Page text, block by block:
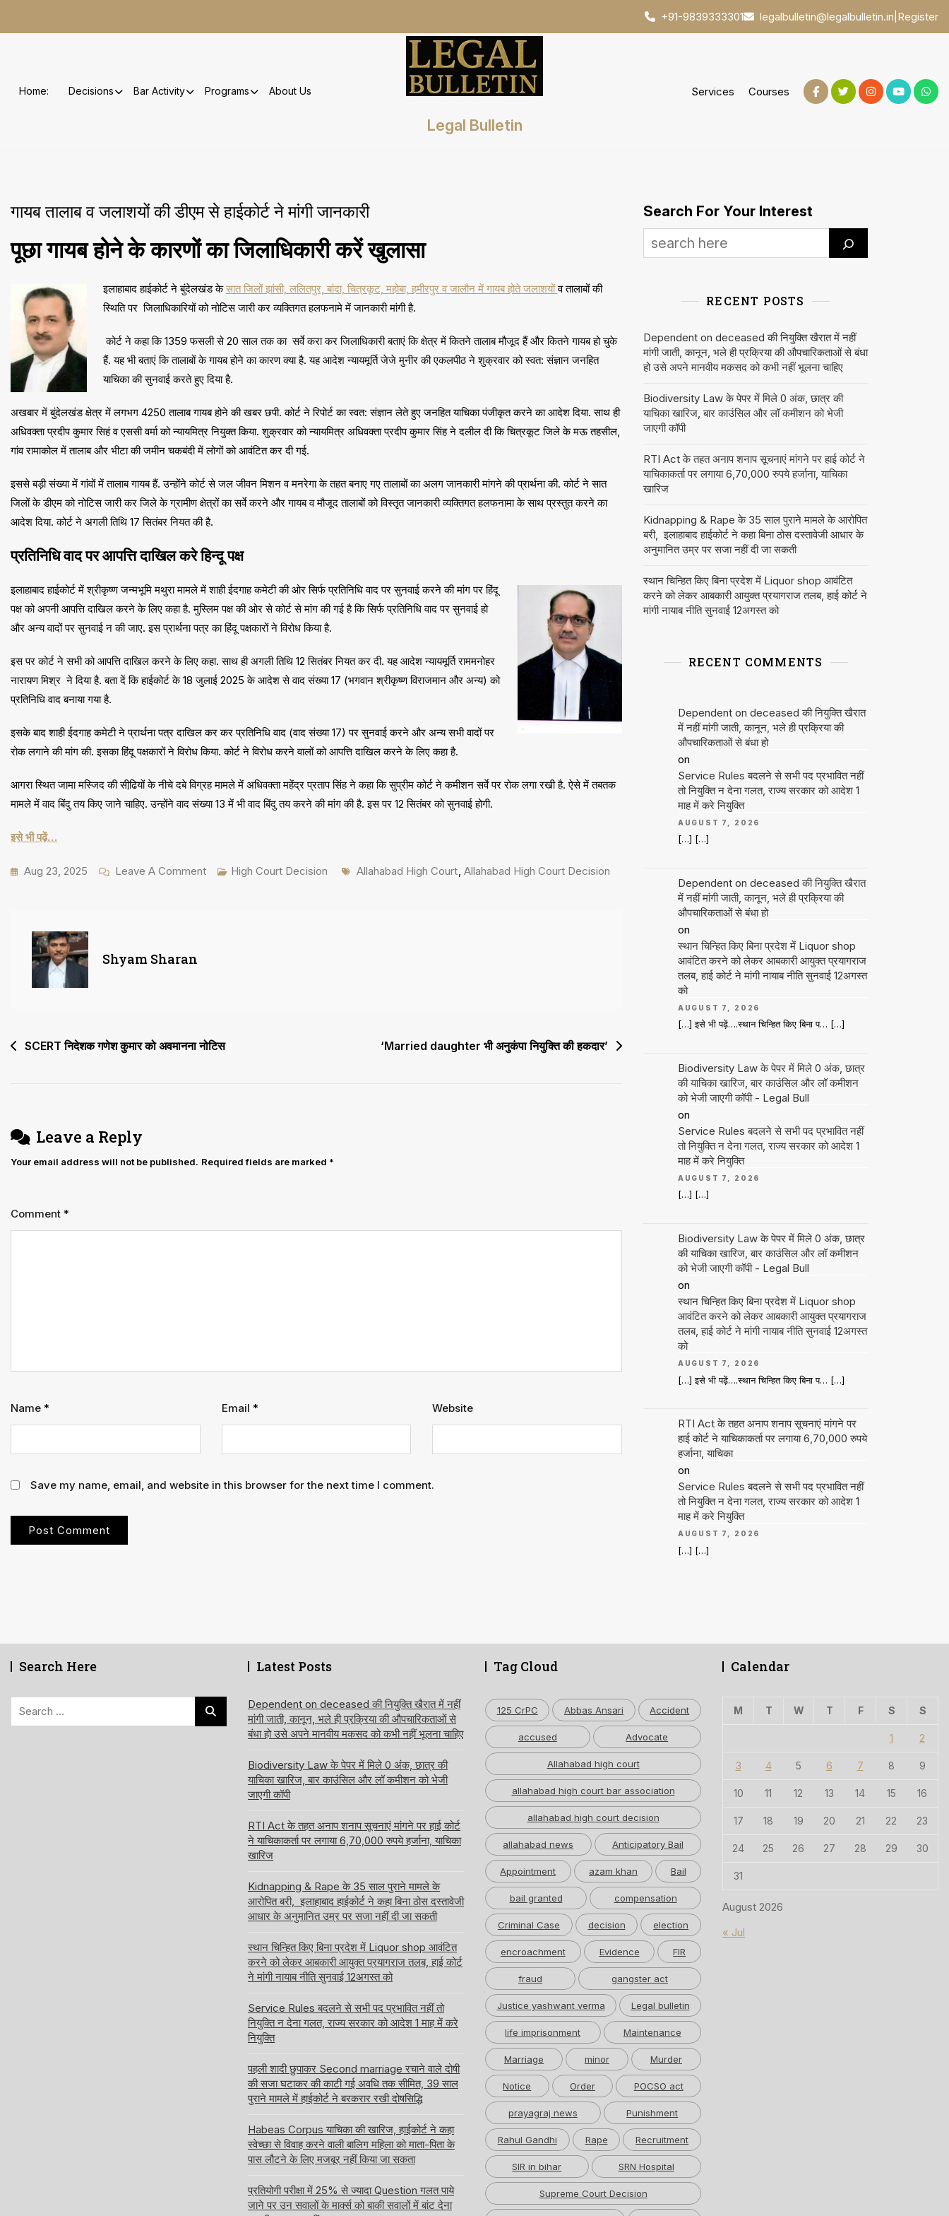
+91-9839333301 legalbulletin@legalbulletin.in Register
Home: Decisions Bar Activity Programs About Us
Legal Bulletin
Services Courses
गायब तालाब व जलाशयों की डीएम से हाईकोर्ट ने मांगी जानकारी
पूछा गायब होने के कारणों का जिलाधिकारी करें खुलासा
इलाहाबाद हाईकोर्ट ने बुंदेलखंड केसात जिलों झांसी, ललितपुर, बांदा, चित्रकूट, महोबा, हमीरपुर व जालौन में गायब होते जलाशयोंव तालाबों की
स्थिति पर जिलाधिकारियों को नोटिस जारी कर व्यक्तिगत हलफनामे में जानकारी मांगी है.
कोर्ट ने कहा कि 1359 फसली से 20 साल तक का सर्वे करा कर जिलाधिकारी बताएं कि क्षेत्र में कितने तालाब मौजूद हैं और कितने गायब हो चुके
हैं. यह भी बताएं कि तालाबों के गायब होने का कारण क्या है. यह आदेश न्यायमूर्ति जेजे मुनीर की एकलपीठ ने शुक्रवार को स्वत: संज्ञान जनहित
याचिका की सुनवाई करते हुए दिया है.
अखबार में बुंदेलखंड क्षेत्र में लगभग 4250 तालाब गायब होने की खबर छपी. कोर्ट ने रिपोर्ट का स्वत: संज्ञान लेते हुए जनहित याचिका पंजीकृत करने का आदेश दिया. साथ ही
अधिवक्ता प्रदीप कुमार सिहं व एससी वर्मा को न्यायमित्र नियुक्त किया. शुक्रवार को न्यायमित्र अधिवक्ता प्रदीप कुमार सिंह ने दलील दी कि चित्रकूट जिले के मऊ तहसील,
गांव रामाकोल में तालाब और भीटा की जमीन चकबंदी में लोगों को आवंटित कर दी गई.
इससे बड़ी संख्या में गांवों में तालाब गायब हैं. उन्होंने कोर्ट से जल जीवन मिशन व मनरेगा के तहत बनाए गए तालाबों का अलग जानकारी मांगने की प्रार्थना की. कोर्ट ने सात
जिलों के डीएम को नोटिस जारी कर जिले के ग्रामीण क्षेत्रों का सर्वे करने और गायब व मौजूद तालाबों को विस्तृत जानकारी व्यक्तिगत हलफनामा के साथ प्रस्तुत करने का
आदेश दिया. कोर्ट ने अगली तिथि 17 सितंबर नियत की है.
प्रतिनिधि वाद पर आपत्ति दाखिल करे हिन्दू पक्ष
इलाहाबाद हाईकोर्ट में श्रीकृष्ण जन्मभूमि मथुरा मामले में शाही ईदगाह कमेटी की ओर सिर्फ प्रतिनिधि वाद पर सुनवाई करने की मांग पर हिंदू
पक्ष को अपनी आपत्ति दाखिल करने के लिए कहा है. मुस्लिम पक्ष की ओर से कोर्ट से मांग की गई है कि सिर्फ प्रतिनिधि वाद पर सुनवाई हो
और अन्य वादों पर सुनवाई न की जाए. इस प्रार्थना पत्र का हिंदू पक्षकारों ने विरोध किया है.
इस पर कोर्ट ने सभी को आपत्ति दाखिल करने के लिए कहा. साथ ही अगली तिथि 12 सितंबर नियत कर दी. यह आदेश न्यायमूर्ति राममनोहर
नारायण मिश्र ने दिया है. बता दें कि हाईकोर्ट के 18 जुलाई 2025 के आदेश से वाद संख्या 17 (भगवान श्रीकृष्ण विराजमान और अन्य) को
प्रतिनिधि वाद बनाया गया है.
इसके बाद शाही ईदगाह कमेटी ने प्रार्थना पत्र दाखिल कर कर प्रतिनिधि वाद (वाद संख्या 17) पर सुनवाई करने और अन्य सभी वादों पर
रोक लगाने की मांग की. इसका हिंदू पक्षकारों ने विरोध किया. कोर्ट ने विरोध करने वालों को आपत्ति दाखिल करने के लिए कहा है.
आगरा स्थित जामा मस्जिद की सीढि़यों के नीचे दबे विग्रह मामले में अधिवक्ता महेंद्र प्रताप सिंह ने कहा कि सुप्रीम कोर्ट ने कमीशन सर्वे पर रोक लगा रखी है. ऐसे में तबतक
मामले में वाद बिंदु तय किए जाने चाहिए. उन्होंने वाद संख्या 13 में भी वाद बिंदु तय करने की मांग की है. इस पर 12 सितंबर को सुनवाई होगी.
इसे भी पढ़ें…
Aug 23, 2025 Leave A CommentOn
हाईकोर्ट
High Court Decision Tags
Allahabad High Court Allahabad High Court Decision
Shyam Sharan
Post
SCERT निदेशक गणेश कुमार को अवमानना नोटिस ‘Married daughter भी अनुकंपा नियुक्ति की हकदार’
Leave a Reply
Your email address will not be published. Required fields are marked *
Comment *
Name * Email * Website
Save my name, email, and website in this browser for the next time I comment.
Search For Your Interest
RECENT POSTS
Dependent on deceased की नियुक्ति खैरात में नहीं
मांगी जाती, कानून, भले ही प्रक्रिया की औपचारिकताओं से बंधा
हो उसे अपने मानवीय मकसद को कभी नहीं भूलना चाहिए
Biodiversity Law के पेपर में मिले 0 अंक, छात्र की
याचिका खारिज, बार काउंसिल और लॉ कमीशन को भेजी
जाएगी कॉपी
RTI Act के तहत अनाप शनाप सूचनाएं मांगने पर हाई कोर्ट ने
याचिकाकर्ता पर लगाया 6,70,000 रुपये हर्जाना, याचिका
खारिज
Kidnapping & Rape के 35 साल पुराने मामले के आरोपित
बरी, इलाहाबाद हाईकोर्ट ने कहा बिना ठोस दस्तावेजी आधार के
अनुमानित उम्र पर सजा नहीं दी जा सकती
स्थान चिन्हित किए बिना प्रदेश में Liquor shop आवंटित
करने को लेकर आबकारी आयुक्त प्रयागराज तलब, हाई कोर्ट ने
मांगी नायाब नीति सुनवाई 12अगस्त को
RECENT COMMENTS
Dependent on deceased की नियुक्ति खैरात
में नहीं मांगी जाती, कानून, भले ही प्रक्रिया की
औपचारिकताओं से बंधा हो
on
Service Rules बदलने से सभी पद प्रभावित नहीं
तो नियुक्ति न देना गलत, राज्य सरकार को आदेश 1
माह में करे नियुक्ति
AUGUST 7, 2026
[…] […]
Dependent on deceased की नियुक्ति खैरात
में नहीं मांगी जाती, कानून, भले ही प्रक्रिया की
औपचारिकताओं से बंधा हो
on
स्थान चिन्हित किए बिना प्रदेश में Liquor shop
आवंटित करने को लेकर आबकारी आयुक्त प्रयागराज
तलब, हाई कोर्ट ने मांगी नायाब नीति सुनवाई 12अगस्त
को
AUGUST 7, 2026
[…] इसे भी पढ़ें….स्थान चिन्हित किए बिना प… […]
Biodiversity Law के पेपर में मिले 0 अंक, छात्र
की याचिका खारिज, बार काउंसिल और लॉ कमीशन
को भेजी जाएगी कॉपी - Legal Bull
on
Service Rules बदलने से सभी पद प्रभावित नहीं
तो नियुक्ति न देना गलत, राज्य सरकार को आदेश 1
माह में करे नियुक्ति
AUGUST 7, 2026
[…] […]
Biodiversity Law के पेपर में मिले 0 अंक, छात्र
की याचिका खारिज, बार काउंसिल और लॉ कमीशन
को भेजी जाएगी कॉपी - Legal Bull
on
स्थान चिन्हित किए बिना प्रदेश में Liquor shop
आवंटित करने को लेकर आबकारी आयुक्त प्रयागराज
तलब, हाई कोर्ट ने मांगी नायाब नीति सुनवाई 12अगस्त
को
AUGUST 7, 2026
[…] इसे भी पढ़ें….स्थान चिन्हित किए बिना प… […]
RTI Act के तहत अनाप शनाप सूचनाएं मांगने पर
हाई कोर्ट ने याचिकाकर्ता पर लगाया 6,70,000 रुपये
हर्जाना, याचिका
on
Service Rules बदलने से सभी पद प्रभावित नहीं
तो नियुक्ति न देना गलत, राज्य सरकार को आदेश 1
माह में करे नियुक्ति
AUGUST 7, 2026
[…] […]
Search Here Latest Posts
Dependent on deceased की नियुक्ति खैरात में नहीं
मांगी जाती, कानून, भले ही प्रक्रिया की औपचारिकताओं से
बंधा हो उसे अपने मानवीय मकसद को कभी नहीं भूलना चाहिए
Biodiversity Law के पेपर में मिले 0 अंक, छात्र की
याचिका खारिज, बार काउंसिल और लॉ कमीशन को भेजी
जाएगी कॉपी
RTI Act के तहत अनाप शनाप सूचनाएं मांगने पर हाई कोर्ट
ने याचिकाकर्ता पर लगाया 6,70,000 रुपये हर्जाना, याचिका
खारिज
Kidnapping & Rape के 35 साल पुराने मामले के
आरोपित बरी, इलाहाबाद हाईकोर्ट ने कहा बिना ठोस दस्तावेजी
आधार के अनुमानित उम्र पर सजा नहीं दी जा सकती
स्थान चिन्हित किए बिना प्रदेश में Liquor shop आवंटित
करने को लेकर आबकारी आयुक्त प्रयागराज तलब, हाई कोर्ट
ने मांगी नायाब नीति सुनवाई 12अगस्त को
Service Rules बदलने से सभी पद प्रभावित नहीं तो
नियुक्ति न देना गलत, राज्य सरकार को आदेश 1 माह में करे
नियुक्ति
पहली शादी छुपाकर Second marriage रचाने वाले दोषी
की सजा घटाकर की काटी गई अवधि तक सीमित, 39 साल
पुराने मामले में हाईकोर्ट ने बरकरार रखी दोषसिद्धि
Habeas Corpus याचिका की खारिज, हाईकोर्ट ने कहा
स्वेच्छा से विवाह करने वाली बालिग महिला को माता-पिता के
पास लौटने के लिए मजबूर नहीं किया जा सकता
प्रतियोगी परीक्षा में 25% से ज्यादा Question गलत पाये
जाने पर उन सवालों के मार्क्स को बाकी सवालों में बांट देना
Tag Cloud
125 CrPC Abbas Ansari Accident
accused Advocate
Allahabad high court
allahabad high court bar association
allahabad high court decision
allahabad news Anticipatory Bail
Appointment azam khan Bail
bail granted compensation
Criminal Case decision election
encroachment Evidence FIR
fraud gangster act
Justice yashwant verma Legal bulletin
life imprisonment Maintenance
Marriage minor Murder
Notice Order POCSO act
prayagraj news Punishment
Rahul Gandhi Rape Recruitment
SIR in bihar SRN Hospital
Supreme Court Decision
Calendar
August 2026
M T W T F S S
1 2
3 4 5 6 7 8 9
10 11 12 13 14 15 16
17 18 19 20 21 22 23
24 25 26 27 28 29 30
31
« Jul